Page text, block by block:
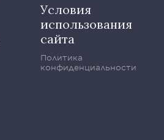
Условия
использования
сайта
Политика
конфиденциальности